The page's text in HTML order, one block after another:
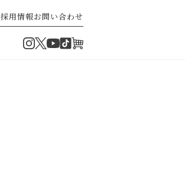
採用情報お問い合わせ
Instagram
Twitter
YouTube
TikTok